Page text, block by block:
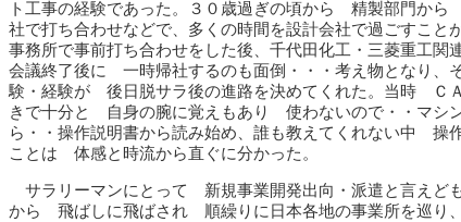
ト工事の経験であった。３０歳過ぎの頃から 精製部門か
社で打ち合わせなどで、多くの時間を設計会社で過ごすこ
事務所で事前打ち合わせをした後、千代田化工・三菱重工
会議終了後に 一時帰社するのも面倒・・・考え物となり、
験・経験が 後日脱サラ後の進路を決めてくれた。当時 Ｃ
きで十分と 自身の腕に覚えもあり 使わないので・・マシ
ら・・操作説明書から読み始め、誰も教えてくれない中 操
ことは 体感と時流から直ぐに分かった。
サラリーマンにとって 新規事業開発出向・派遣と言えど
から 飛ばしに飛ばされ 順繰りに日本各地の事業所を巡り